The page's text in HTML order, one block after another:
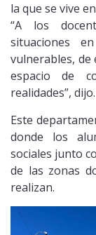
la que se vive
“A los
situaciones
vulnerables,
espacio de
realidades”, dijo.
Este
donde los
sociales junto
de las zonas
realizan.